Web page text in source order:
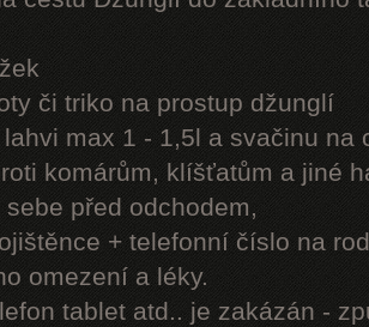
či triko na prostup džunglí
max 1 - 1,5l a svačinu na
komárům, klíšťatům a jiné
před odchodem,
+ telefonní číslo na
omezení a léky.
tablet atd.. je zakázán -